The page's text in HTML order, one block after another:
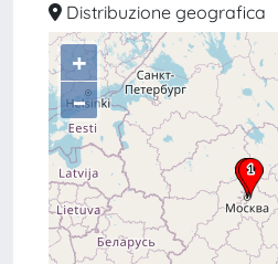
Distribuzione geografica
+
–